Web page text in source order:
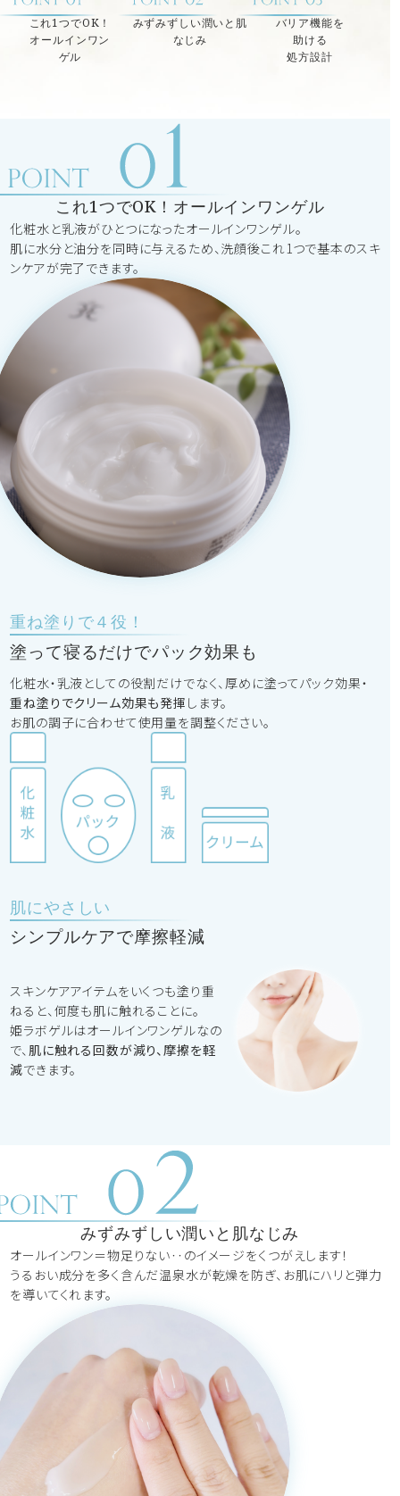
これ1つでOK！
オールインワン
ゲル
みずみずしい潤いと肌
なじみ
バリア機能を
助ける
処方設計
これ1つでOK！オールインワンゲル
化粧水と乳液がひとつになったオールインワンゲル。
肌に水分と油分を同時に与えるため、洗顔後これ1つで基本のスキ
ンケアが完了できます。
重ね塗りで４役！
塗って寝るだけでパック効果も
化粧水・乳液としての役割だけでなく、厚めに塗ってパック効果・
重ね塗りでクリーム効果も発揮 します。
お肌の調子に合わせて使用量を調整ください。
肌にやさしい
シンプルケアで摩擦軽減
スキンケアアイテムをいくつも塗り重
ねると、何度も肌に触れることに。
姫ラボゲルはオールインワンゲルなの
で、 肌に触れる回数が減り、摩擦を軽
減できます。
みずみずしい潤いと肌なじみ
オールインワン＝物足りない‥のイメージをくつがえします！
うるおい成分を多く含んだ温泉水が乾燥を防ぎ、お肌にハリと弾力
を導いてくれます。